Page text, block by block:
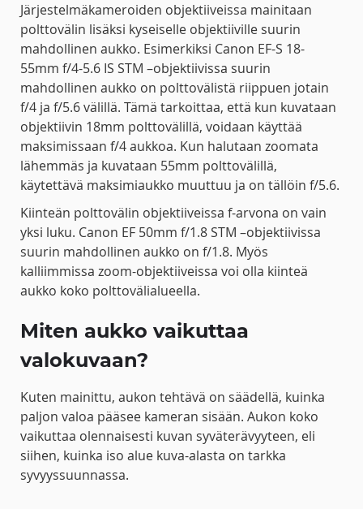
Järjestelmäkameroiden objektiiveissa mainitaan
polttovälin lisäksi kyseiselle objektiiville suurin
mahdollinen aukko. Esimerkiksi Canon EF-S 18-
55mm f/4-5.6 IS STM –objektiivissa suurin
mahdollinen aukko on polttovälistä riippuen jotain
f/4 ja f/5.6 välillä. Tämä tarkoittaa, että kun kuvataan
objektiivin 18mm polttovälillä, voidaan käyttää
maksimissaan f/4 aukkoa. Kun halutaan zoomata
lähemmäs ja kuvataan 55mm polttovälillä,
käytettävä maksimiaukko muuttuu ja on tällöin f/5.6.
Kiinteän polttovälin objektiiveissa f-arvona on vain
yksi luku. Canon EF 50mm f/1.8 STM –objektiivissa
suurin mahdollinen aukko on f/1.8. Myös
kalliimmissa zoom-objektiiveissa voi olla kiinteä
aukko koko polttovälialueella.
Miten aukko vaikuttaa
valokuvaan?
Kuten mainittu, aukon tehtävä on säädellä, kuinka
paljon valoa pääsee kameran sisään. Aukon koko
vaikuttaa olennaisesti kuvan syväterävyyteen, eli
siihen, kuinka iso alue kuva-alasta on tarkka
syvyyssuunnassa.